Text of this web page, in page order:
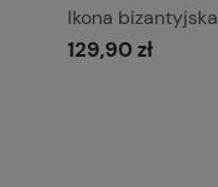
Ikona
129,90 zł